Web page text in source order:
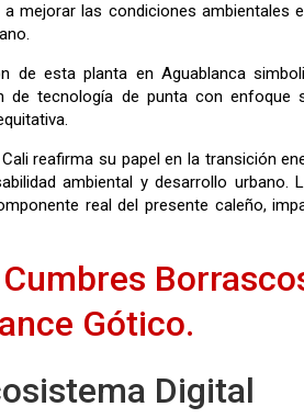
mejorar las condiciones ambientales
de esta planta en Aguablanca
de tecnología de punta con enfoque
reafirma su papel en la transición
ambiental y desarrollo urbano.
real del presente caleño,
Cumbres
Gótico.
Digital